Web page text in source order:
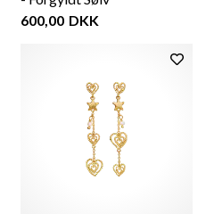
600,00 DKK